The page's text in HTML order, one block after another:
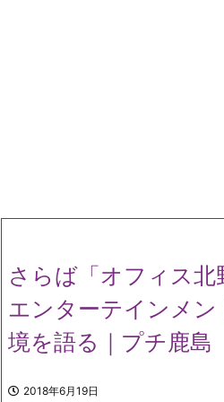
さらば「オフィス北
エンターテインメ
境を語る｜プチ鹿島
2018年6月19日